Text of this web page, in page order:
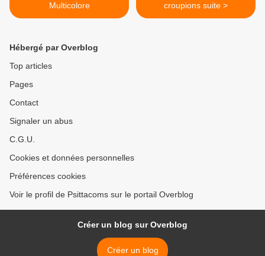
Multicolore
croupions suite >
Hébergé par Overblog
Top articles
Pages
Contact
Signaler un abus
C.G.U.
Cookies et données personnelles
Préférences cookies
Voir le profil de Psittacoms sur le portail Overblog
Créer un blog sur Overblog
Créer un blog